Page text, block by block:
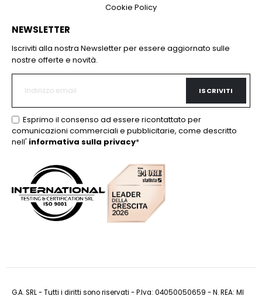
Cookie Policy
NEWSLETTER
Iscriviti alla nostra Newsletter per essere aggiornato sulle
nostre offerte e novità.
ISCRIVITI
Esprimo il consenso ad essere ricontattato per
comunicazioni commerciali e pubblicitarie, come descritto
nell' informativa sulla privacy*
G.A. SRL - Tutti i diritti sono riservati - P.Iva: 04050050659 - N. REA: MI